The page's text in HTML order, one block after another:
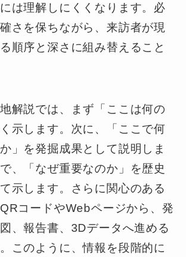
は理解しにくくなります。必
さを保ちながら、来訪者が現
順序と深さに組み替えること
解説では、まず「ここは何の
示します。次に、「ここで何
」を発掘成果として説明しま
、「なぜ重要なのか」を歴史
示します。さらに関心のある
コードやWebページから、発
、報告書、3Dデータへ進める
このように、情報を段階的に